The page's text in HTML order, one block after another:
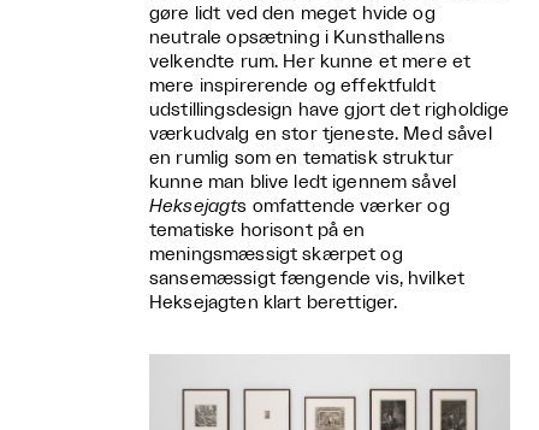
gøre lidt ved den meget hvide og
neutrale opsætning i Kunsthallens
velkendte rum. Her kunne et mere et
mere inspirerende og effektfuldt
udstillingsdesign have gjort det righoldige
værkudvalg en stor tjeneste. Med såvel
en rumlig som en tematisk struktur
kunne man blive ledt igennem såvel
Heksejagts omfattende værker og
tematiske horisont på en
meningsmæssigt skærpet og
sansemæssigt fængende vis, hvilket
Heksejagten klart berettiger.